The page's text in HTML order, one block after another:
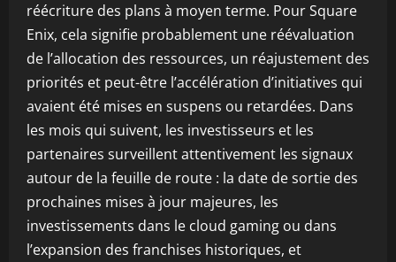
réécriture des plans à moyen terme. Pour Square
Enix, cela signifie probablement une réévaluation
de l’allocation des ressources, un réajustement des
priorités et peut-être l’accélération d’initiatives qui
avaient été mises en suspens ou retardées. Dans
les mois qui suivent, les investisseurs et les
partenaires surveillent attentivement les signaux
autour de la feuille de route : la date de sortie des
prochaines mises à jour majeures, les
investissements dans le cloud gaming ou dans
l’expansion des franchises historiques, et